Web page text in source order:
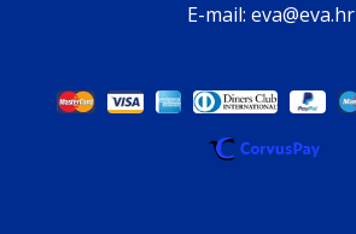
E-mail: eva@eva.hr